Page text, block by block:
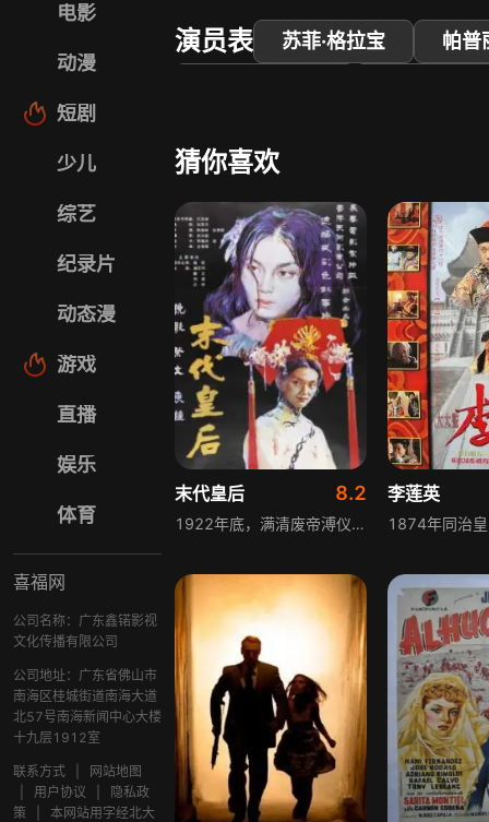
电影
动漫
短剧
少儿
综艺
纪录片
动态漫
游戏
直播
娱乐
体育
喜福网
公司名称：广东鑫锘影视
文化传播有限公司
公司地址：广东省佛山市
南海区桂城街道南海大道
北57号南海新闻中心大楼
十九层1912室
联系方式
网站地图
用户协议
隐私政
策
本网站用字经北大
演员表 苏菲·格拉宝
帕普
猜你喜欢
末代皇后 8.2
1922年底，满清废帝溥仪与达斡尔族贵族出身的婉容举行盛大结婚仪式，年轻的婉容被命运推上皇后宝座。九年后，溥仪被逐出皇宫，迁居天津静园。与婉容同时进宫的淑妃文绣，因不堪溥仪的虐待与婉容的专横，最终选择出走，以中华民国公民的身份正式提出与溥仪离婚。该剧围绕末代皇室的命运沉浮，展现了旧时代女性在封建皇权下的挣扎与抉择，折射出清末民初社会的剧烈变迁。
李莲英